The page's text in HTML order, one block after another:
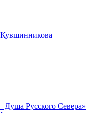
Душа Русского Севера»